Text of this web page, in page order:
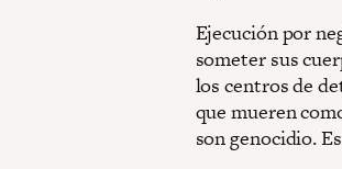
Ejecución por
someter sus
los centros de
que mueren
son genocidio.